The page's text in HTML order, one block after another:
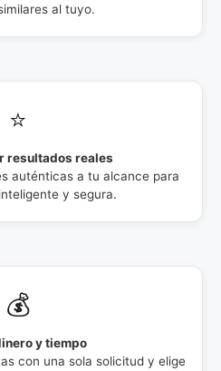
al tuyo.
⭐
resultados reales
auténticas a tu alcance para
y segura.
💰
y tiempo
con una sola solicitud y elige